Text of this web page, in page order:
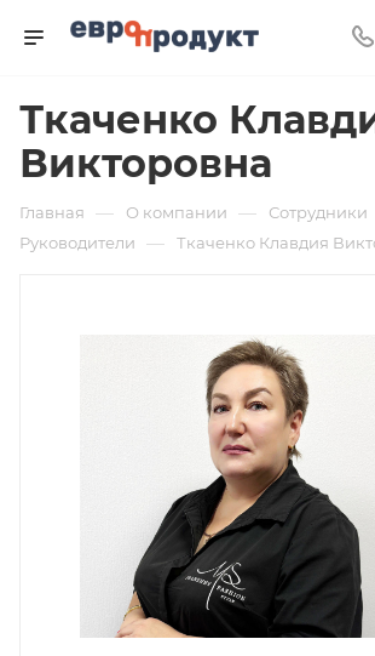
Ткаченко
Викторовна
Главная — О компании — Сотрудники
Руководители — Ткаченко Клавдия